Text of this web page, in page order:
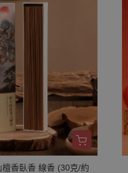
香臥香 線香 (30克/約